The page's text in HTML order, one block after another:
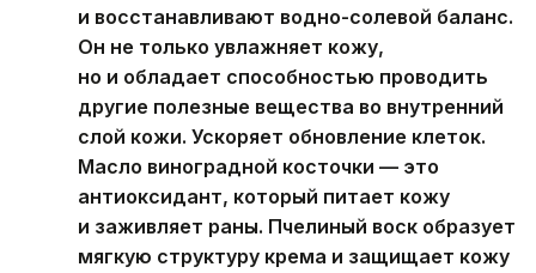
и восстанавливают водно-солевой баланс.
Он не только увлажняет кожу,
но и обладает способностью проводить
другие полезные вещества во внутренний
слой кожи. Ускоряет обновление клеток.
Масло виноградной косточки — это
антиоксидант, который питает кожу
и заживляет раны. Пчелиный воск образует
мягкую структуру крема и защищает кожу